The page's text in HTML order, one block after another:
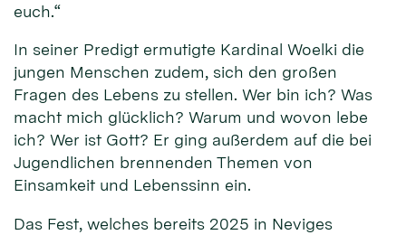
euch.“
In seiner Predigt ermutigte Kardinal Woelki die
jungen Menschen zudem, sich den großen
Fragen des Lebens zu stellen. Wer bin ich? Was
macht mich glücklich? Warum und wovon lebe
ich? Wer ist Gott? Er ging außerdem auf die bei
Jugendlichen brennenden Themen von
Einsamkeit und Lebenssinn ein.
Das Fest, welches bereits 2025 in Neviges